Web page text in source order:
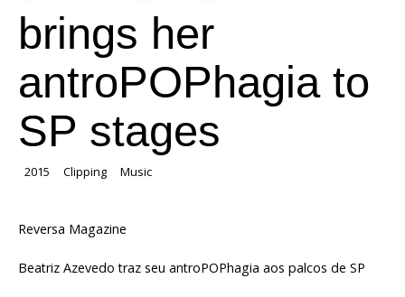
brings her
antroPOPhagia to
SP stages
2015 Clipping Music
Reversa Magazine
Beatriz Azevedo traz seu antroPOPhagia aos palcos de SP